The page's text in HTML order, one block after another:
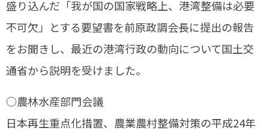
盛り込んだ「我が国の国家戦略上、港湾整備は必要
不可欠」とする要望書を前原政調会長に提出の報告
をお聞きし、最近の港湾行政の動向について国土交
通省から説明を受けました。
○農林水産部門会議
日本再生重点化措置、農業農村整備対策の平成24年